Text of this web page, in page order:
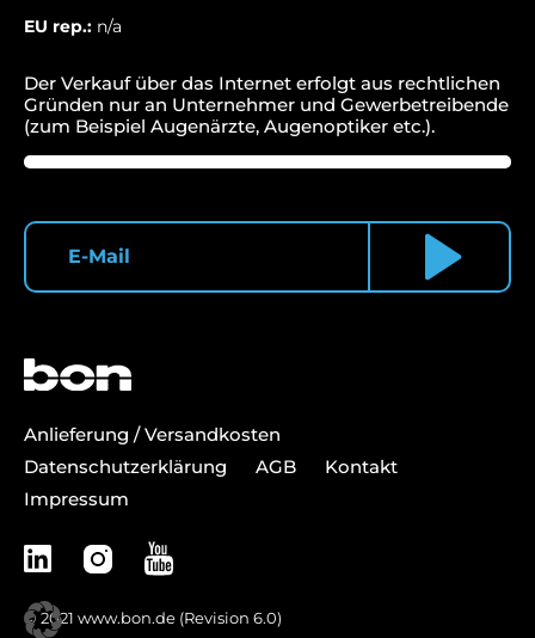
EU rep.: n/a
Der Verkauf über das Internet erfolgt aus rechtlichen
Gründen nur an Unternehmer und Gewerbetreibende
(zum Beispiel Augenärzte, Augenoptiker etc.).
Anlieferung / Versandkosten
Datenschutzerklärung
AGB
Kontakt
Impressum
© 2021 www.bon.de (Revision 6.0)